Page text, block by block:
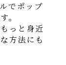
でポップ
。
っと身近
方法にも